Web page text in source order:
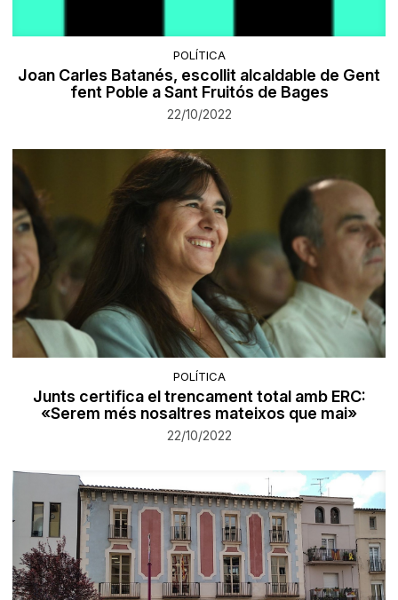
POLÍTICA
Joan Carles Batanés, escollit alcaldable de Gent
fent Poble a Sant Fruitós de Bages
22/10/2022
POLÍTICA
Junts certifica el trencament total amb ERC:
«Serem més nosaltres mateixos que mai»
22/10/2022